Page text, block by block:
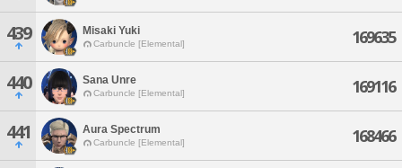
439 Misaki Yuki
Carbuncle [Elemental] 169635
440 Sana Unre
Carbuncle [Elemental] 169116
441 Aura Spectrum
Carbuncle [Elemental] 168466